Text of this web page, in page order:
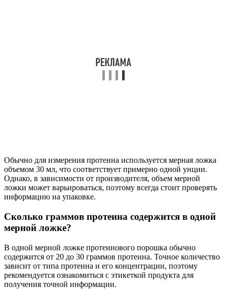
Обычно для измерения протеина используется мерная ложка
объемом 30 мл, что соответствует примерно одной унции.
Однако, в зависимости от производителя, объем мерной
ложки может варьироваться, поэтому всегда стоит проверять
информацию на упаковке.
Сколько граммов протеина содержится в одной
мерной ложке?
В одной мерной ложке протеинового порошка обычно
содержится от 20 до 30 граммов протеина. Точное количество
зависит от типа протеина и его концентрации, поэтому
рекомендуется ознакомиться с этикеткой продукта для
получения точной информации.